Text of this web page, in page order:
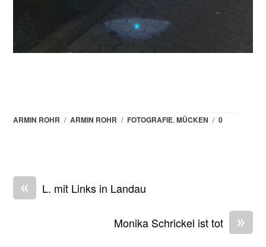
ARMIN ROHR / ARMIN ROHR / FOTOGRAFIE,MÜCKEN / 0
« L. mit Links in Landau
»
Monika Schrickel ist tot